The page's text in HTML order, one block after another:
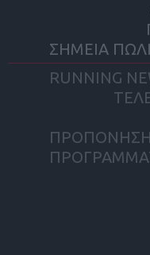
ΣΗΜΕΙΑ
RUNNING
ΠΡΟΠΟΝΗΣΗ